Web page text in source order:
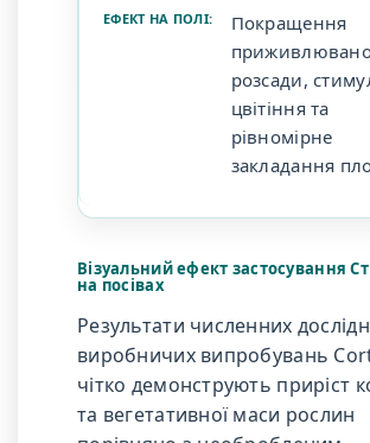
Покращення
розсади,
цвітіння та
рівномірне
закладання
Візуальний ефект застосування
на посівах
Результати численних
виробничих випробувань
чітко демонструють приріст
та вегетативної маси рослин